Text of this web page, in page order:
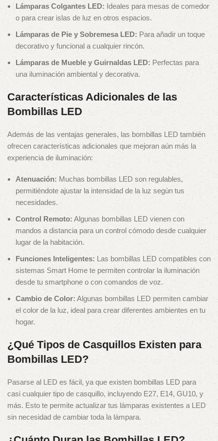
Lámparas Colgantes LED: Ideales para mesas de comedor
o para crear islas de luz en otros espacios.
Lámparas de Pie y Sobremesa LED: Para añadir un toque
decorativo y funcional a cualquier rincón.
Lámparas de Mueble y Guirnaldas LED: Perfectas para
una iluminación ambiental y decorativa.
Características Adicionales de las
Bombillas LED
Además de las ventajas generales, las bombillas LED también
ofrecen características adicionales que mejoran aún más la
experiencia de iluminación:
Atenuación: Muchas bombillas LED son regulables,
permitiéndote ajustar la intensidad de la luz según tus
necesidades.
Control Remoto: Algunas bombillas LED vienen con
mandos a distancia para un control cómodo desde cualquier
lugar de la habitación.
Funciones Inteligentes: Las bombillas LED compatibles con
sistemas Smart Home te permiten controlar la iluminación
desde tu smartphone o con comandos de voz.
Cambio de Color:Algunas bombillas LED permiten cambiar
el color de la luz, ideal para crear diferentes ambientes en tu
hogar.
¿Qué Tipos de Casquillos Existen para
Bombillas LED?
Pasarse al LED es fácil, ya que existen bombillas LED para
casi cualquier tipo de casquillo, incluyendo E27, E14, GU10, y
más. Esto te permite actualizar tus lámparas existentes a LED
sin necesidad de cambiar toda la lámpara.